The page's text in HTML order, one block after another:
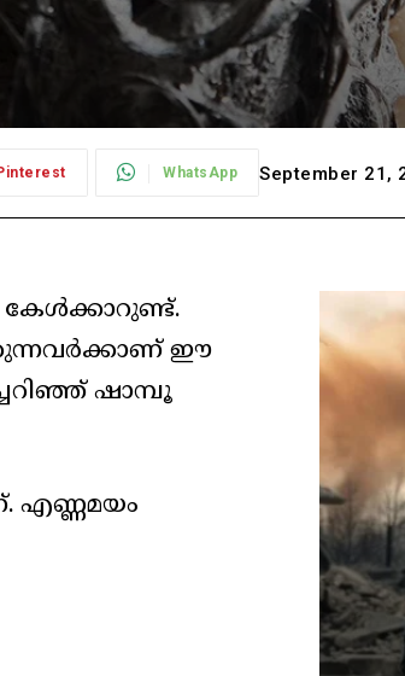
WhatsApp September 21,
കേള്‍ക്കാറുണ്ട്.
ഈ
ഷാമ്പൂ
എണ്ണമയം